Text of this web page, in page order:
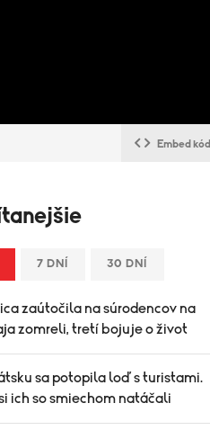
Embed kód
7 DNÍ 30 DNÍ
zaútočila na súrodencov na
zomreli, tretí bojuje o život
sa potopila loď s turistami.
ich so smiechom natáčali